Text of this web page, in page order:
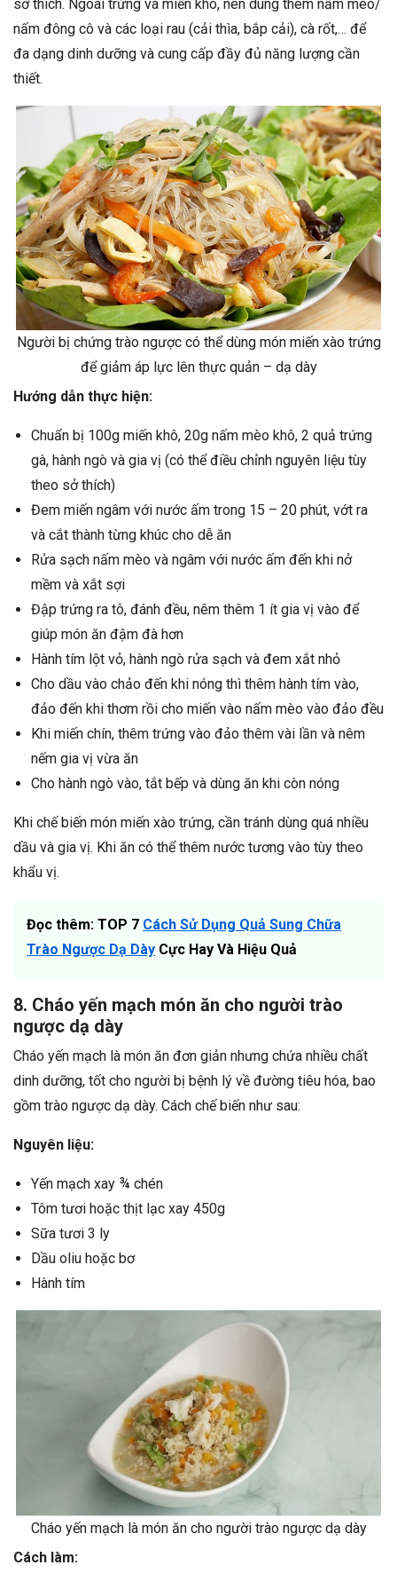
sở thích. Ngoài trứng và miến khô, nên dùng thêm nấm mèo/
nấm đông cô và các loại rau (cải thìa, bắp cải), cà rốt,… để
đa dạng dinh dưỡng và cung cấp đầy đủ năng lượng cần
thiết.
Người bị chứng trào ngược có thể dùng món miến xào trứng
để giảm áp lực lên thực quản – dạ dày
Hướng dẫn thực hiện:
Chuẩn bị 100g miến khô, 20g nấm mèo khô, 2 quả trứng
gà, hành ngò và gia vị (có thể điều chỉnh nguyên liệu tùy
theo sở thích)
Đem miến ngâm với nước ấm trong 15 – 20 phút, vớt ra
và cắt thành từng khúc cho dễ ăn
Rửa sạch nấm mèo và ngâm với nước ấm đến khi nở
mềm và xắt sợi
Đập trứng ra tô, đánh đều, nêm thêm 1 ít gia vị vào để
giúp món ăn đậm đà hơn
Hành tím lột vỏ, hành ngò rửa sạch và đem xắt nhỏ
Cho dầu vào chảo đến khi nóng thì thêm hành tím vào,
đảo đến khi thơm rồi cho miến vào nấm mèo vào đảo đều
Khi miến chín, thêm trứng vào đảo thêm vài lần và nêm
nếm gia vị vừa ăn
Cho hành ngò vào, tắt bếp và dùng ăn khi còn nóng
Khi chế biến món miến xào trứng, cần tránh dùng quá nhiều
dầu và gia vị. Khi ăn có thể thêm nước tương vào tùy theo
khẩu vị.
Đọc thêm: TOP 7 Cách Sử Dụng Quả Sung Chữa
Trào Ngược Dạ Dày Cực Hay Và Hiệu Quả
8. Cháo yến mạch món ăn cho người trào
ngược dạ dày
Cháo yến mạch là món ăn đơn giản nhưng chứa nhiều chất
dinh dưỡng, tốt cho người bị bệnh lý về đường tiêu hóa, bao
gồm trào ngược dạ dày. Cách chế biến như sau:
Nguyên liệu:
Yến mạch xay ¾ chén
Tôm tươi hoặc thịt lạc xay 450g
Sữa tươi 3 ly
Dầu oliu hoặc bơ
Hành tím
Cháo yến mạch là món ăn cho người trào ngược dạ dày
Cách làm: